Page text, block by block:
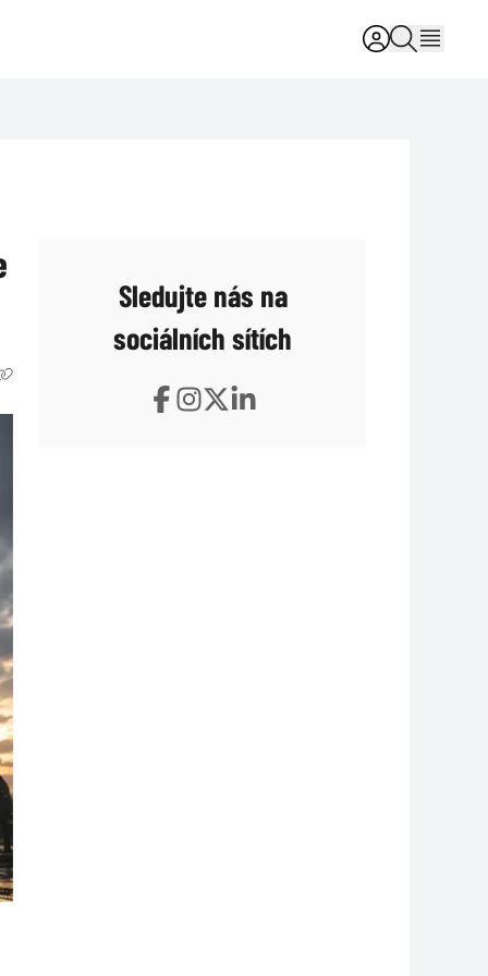
Sledujte nás na
sociálních sítích